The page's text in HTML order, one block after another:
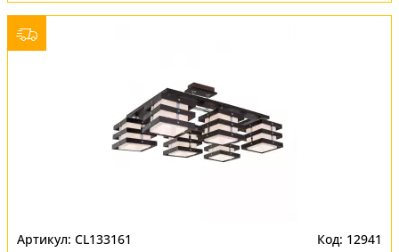
CL133161 12941